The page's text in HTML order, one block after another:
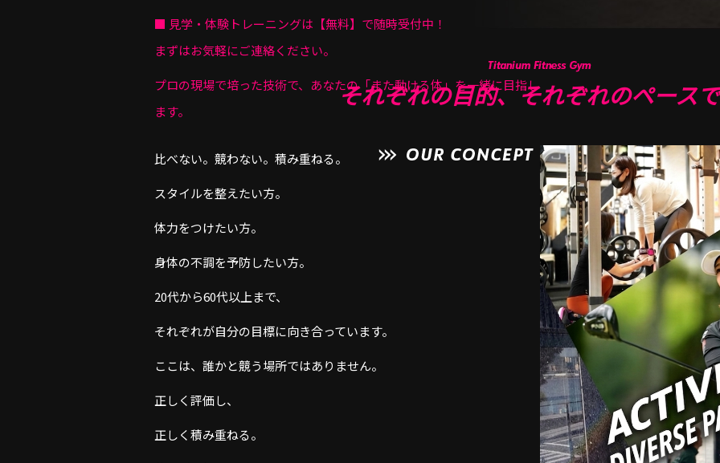
■ 見学・体験トレーニングは【無料】で随時受付中！
まずはお気軽にご連絡ください。
プロの現場で培った技術で、あなたの「また動ける体」を一緒に目指し
ます。
それぞれの目的、それぞれのペース
比べない。競わない。積み重ねる。
スタイルを整えたい方。
体力をつけたい方。
身体の不調を予防したい方。
20代から60代以上まで、
それぞれが自分の目標に向き合っています。
ここは、誰かと競う場所ではありません。
正しく評価し、
正しく積み重ねる。